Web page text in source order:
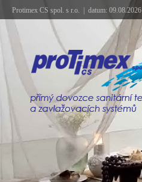
Protimex CS spol. s r.o. | datum: 09.08.2026